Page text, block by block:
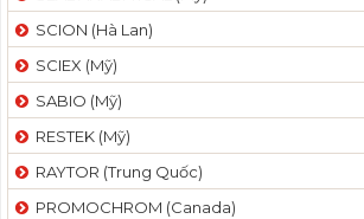
SCION (Hà Lan)
SCIEX (Mỹ)
SABIO (Mỹ)
RESTEK (Mỹ)
RAYTOR (Trung Quốc)
PROMOCHROM (Canada)